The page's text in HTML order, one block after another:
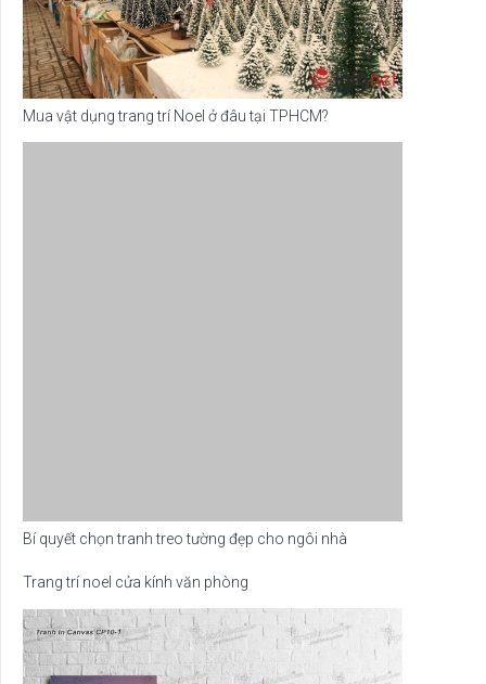
Mua vật dụng trang trí Noel ở đâu tại TPHCM?
Bí quyết chọn tranh treo tường đẹp cho ngôi nhà
Trang trí noel cửa kính văn phòng